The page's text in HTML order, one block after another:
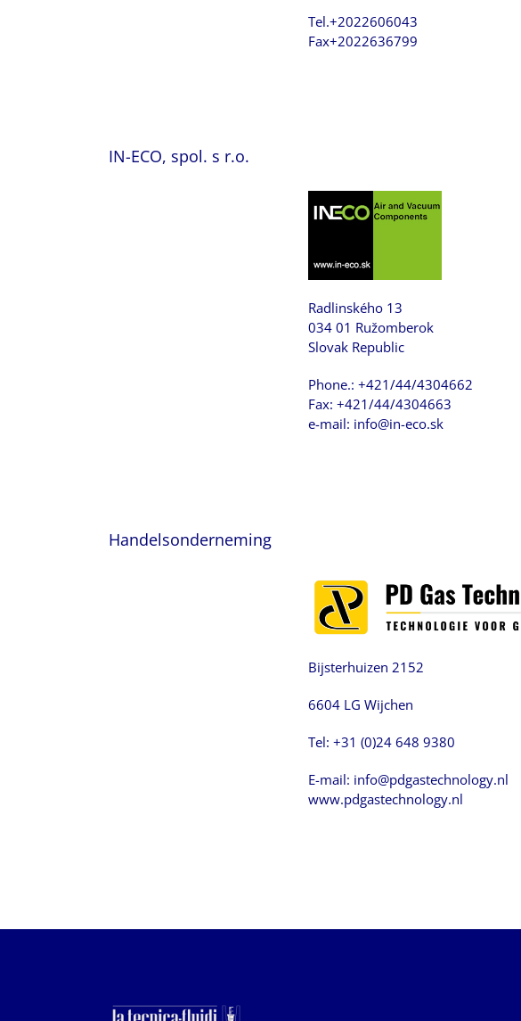
Tel.+2022606043
Fax+2022636799
IN-ECO, spol. s r.o.
Radlinského 13
034 01 Ružomberok
Slovak Republic
Phone.: +421/44/4304662
Fax: +421/44/4304663
e-mail: info@in-eco.sk
Handelsonderneming
Bijsterhuizen 2152
6604 LG Wijchen
Tel: +31 (0)24 648 9380
E-mail: info@pdgastechnology.nl
www.pdgastechnology.nl